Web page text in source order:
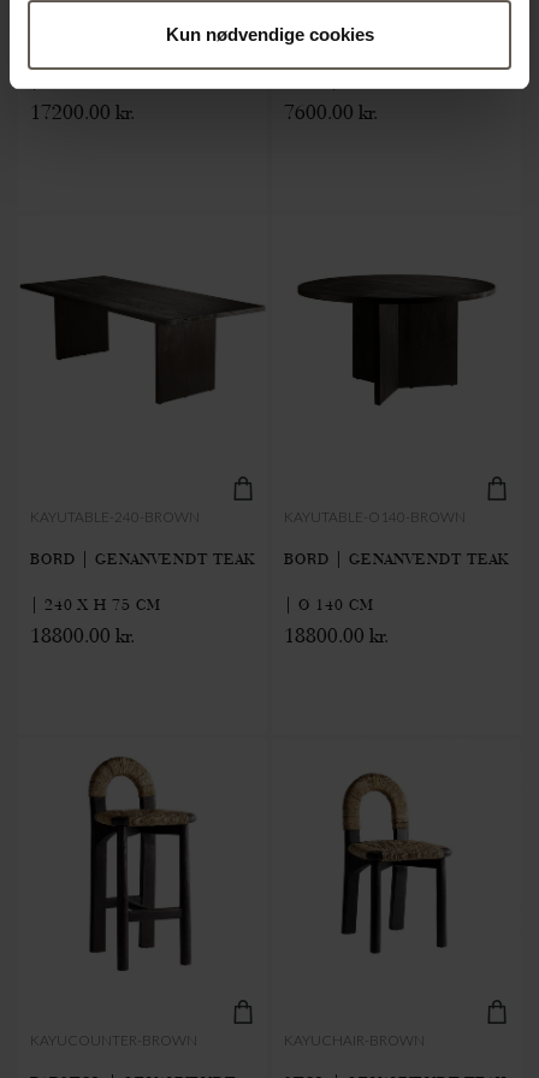
Kun nødvendige cookies
BORD | GENANVENDT TEAK
17200.00 kr.
BÆNK | GENANVENDT
7600.00 kr.
KAYUTABLE-240-BROWN
BORD | GENANVENDT TEAK
| 240 X H 75 CM
18800.00 kr.
KAYUTABLE-O140-BROWN
BORD | GENANVENDT TEAK
| Ø 140 CM
18800.00 kr.
KAYUCOUNTER-BROWN KAYUCHAIR-BROWN